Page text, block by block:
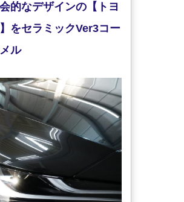
的なデザインの【トヨ
をセラミックVer3コー
ル